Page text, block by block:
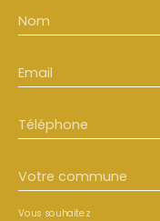
Nom
Email
Téléphone
Votre commune
Vous souhaitez